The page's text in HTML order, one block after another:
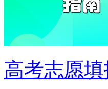
高考志愿填